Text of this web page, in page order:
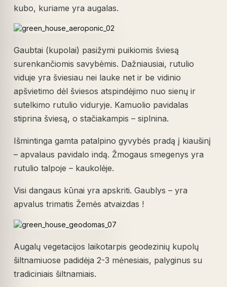
kubo, kuriame yra augalas.
Gaubtai (kupolai) pasižymi puikiomis šviesą
surenkančiomis savybėmis. Dažniausiai, rutulio
viduje yra šviesiau nei lauke net ir be vidinio
apšvietimo dėl šviesos atspindėjimo nuo sienų ir
sutelkimo rutulio viduryje. Kamuolio pavidalas
stiprina šviesą, o stačiakampis – siplnina.
Išmintinga gamta patalpino gyvybės pradą į kiaušinį
– apvalaus pavidalo indą. Žmogaus smegenys yra
rutulio talpoje – kaukolėje.
Visi dangaus kūnai yra apskriti. Gaublys – yra
apvalus trimatis Žemės atvaizdas !
Augalų vegetacijos laikotarpis geodezinių kupolų
šiltnamiuose padidėja 2-3 mėnesiais, palyginus su
tradiciniais šiltnamiais.